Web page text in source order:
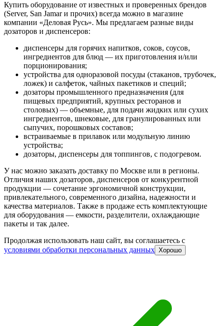
Купить оборудование от известных и проверенных брендов
(Server, San Jamar и прочих) всегда можно в магазине
компании «Деловая Русь». Мы предлагаем разные виды
дозаторов и диспенсеров:
диспенсеры для горячих напитков, соков, соусов,
ингредиентов для блюд — их приготовления и/или
порционирования;
устройства для одноразовой посуды (стаканов, трубочек,
ложек) и салфеток, чайных пакетиков и специй;
дозаторы промышленного предназначения (для
пищевых предприятий, крупных ресторанов и
столовых) — объемные, для подачи жидких или сухих
ингредиентов, шнековые, для гранулированных или
сыпучих, порошковых составов;
встраиваемые в прилавок или модульную линию
устройства;
дозаторы, диспенсеры для топпингов, с подогревом.
У нас можно заказать доставку по Москве или в регионы.
Отличия наших дозаторов, диспенсеров от конкурентной
продукции — сочетание эргономичной конструкции,
привлекательного, современного дизайна, надежности и
качества материалов. Также в продаже есть комплектующие
для оборудования — емкости, разделители, охлаждающие
пакеты и так далее.
Продолжая использовать наш сайт, вы соглашаетесь c
условиями обработки персональных данных Хорошо